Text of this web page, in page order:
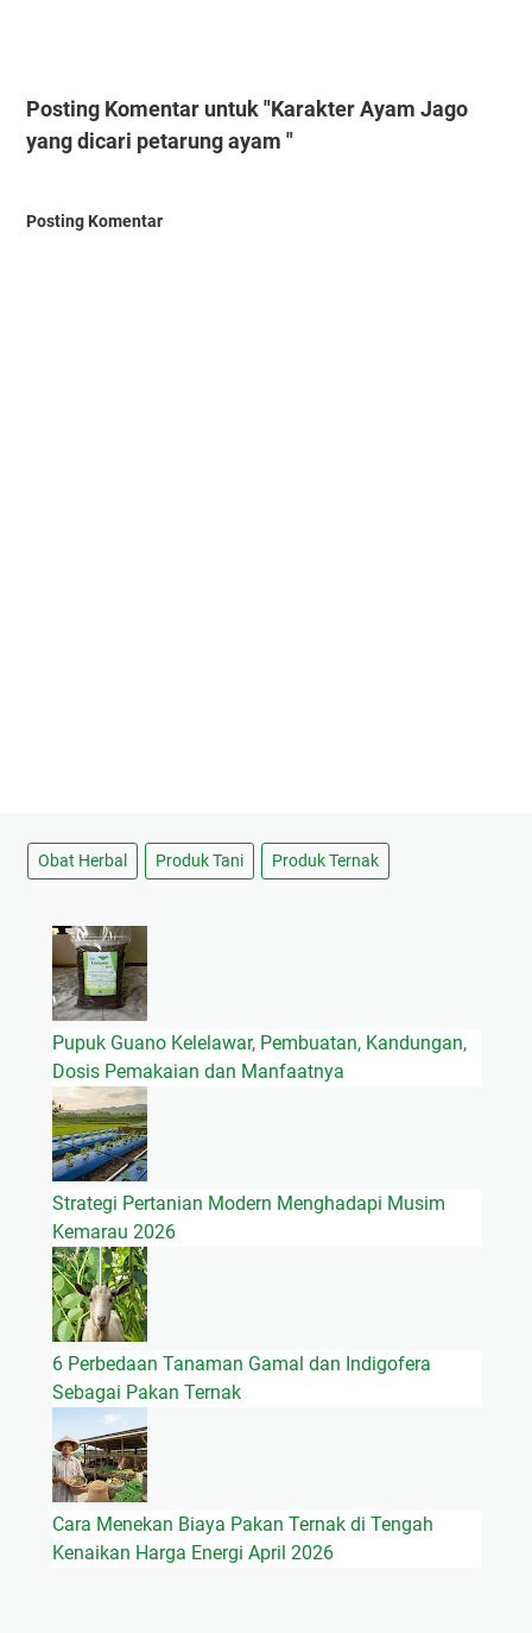
Posting Komentar untuk "Karakter Ayam Jago
yang dicari petarung ayam "
Posting Komentar
Obat Herbal Produk Tani Produk Ternak
Pupuk Guano Kelelawar, Pembuatan, Kandungan,
Dosis Pemakaian dan Manfaatnya
Strategi Pertanian Modern Menghadapi Musim
Kemarau 2026
6 Perbedaan Tanaman Gamal dan Indigofera
Sebagai Pakan Ternak
Cara Menekan Biaya Pakan Ternak di Tengah
Kenaikan Harga Energi April 2026